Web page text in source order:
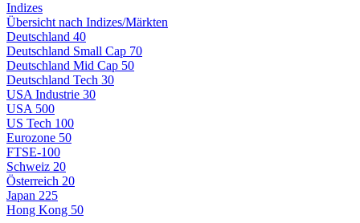
Indizes
Übersicht nach Indizes/Märkten
Deutschland 40
Deutschland Small Cap 70
Deutschland Mid Cap 50
Deutschland Tech 30
USA Industrie 30
USA 500
US Tech 100
Eurozone 50
FTSE-100
Schweiz 20
Österreich 20
Japan 225
Hong Kong 50